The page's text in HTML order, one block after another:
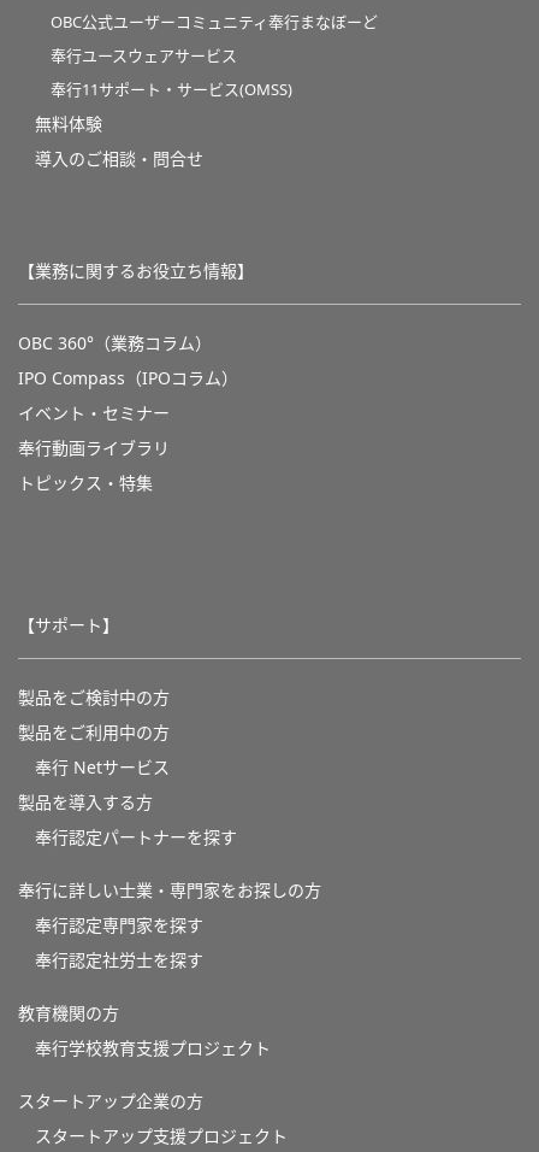
OBC公式ユーザーコミュニティ奉行まなぼーど
奉行ユースウェアサービス
奉行11サポート・サービス(OMSS)
無料体験
導入のご相談・問合せ
【業務に関するお役立ち情報】
OBC 360°（業務コラム）
IPO Compass（IPOコラム）
イベント・セミナー
奉行動画ライブラリ
トピックス・特集
【サポート】
製品をご検討中の方
製品をご利用中の方
奉行 Netサービス
製品を導入する方
奉行認定パートナーを探す
奉行に詳しい士業・専門家をお探しの方
奉行認定専門家を探す
奉行認定社労士を探す
教育機関の方
奉⾏学校教育⽀援プロジェクト
スタートアップ企業の方
スタートアップ支援プロジェクト